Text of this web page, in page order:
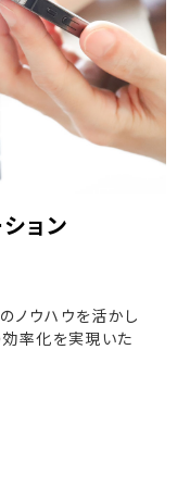
ョン
ノウハウを活かし
効率化を実現いた